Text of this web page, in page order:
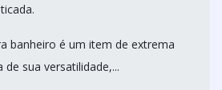
banheiro é um item de extrema
sua versatilidade,...